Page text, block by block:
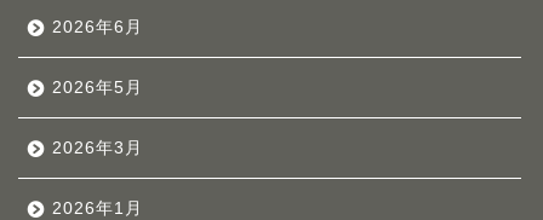
2026年6月
2026年5月
2026年3月
2026年1月